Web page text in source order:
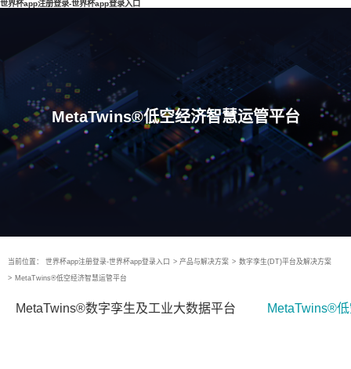
世界杯app注册登录-世界杯app登录入口
MetaTwins®低空经济智慧运管平台
当前位置： 世界杯app注册登录-世界杯app登录入口 > 产品与解决方案 > 数字孪生(DT)平台及解决方案
> MetaTwins®低空经济智慧运管平台
MetaTwins®数字孪生及工业大数据平台 MetaTwins®